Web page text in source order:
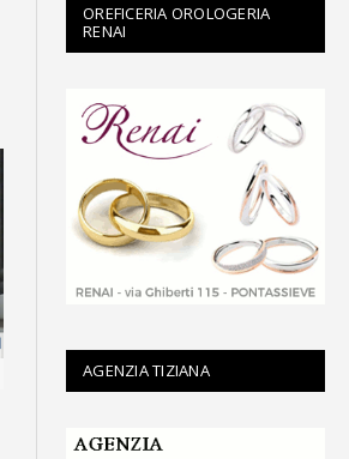
OREFICERIA OROLOGERIA
RENAI
AGENZIA TIZIANA